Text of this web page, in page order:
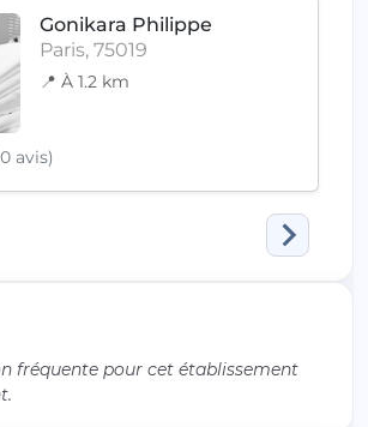
Gonikara Philippe
Paris, 75019
📍 À 1.2 km
avis)
fréquente pour cet établissement